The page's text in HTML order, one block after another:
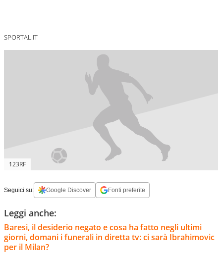
SPORTAL.IT
123RF
Seguici su: Google Discover Fonti preferite
Leggi anche:
Baresi, il desiderio negato e cosa ha fatto negli ultimi
giorni, domani i funerali in diretta tv: ci sarà Ibrahimovic
per il Milan?